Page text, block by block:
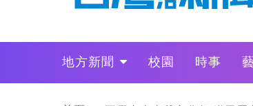
地方新聞 校園 時事
政治
財經 LO叩敲敲門